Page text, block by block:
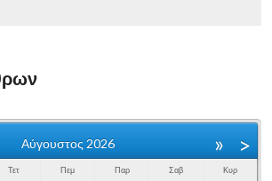
>
»
Αύγουστος 2026
Τετ Πεμ Παρ Σαβ Κυρ